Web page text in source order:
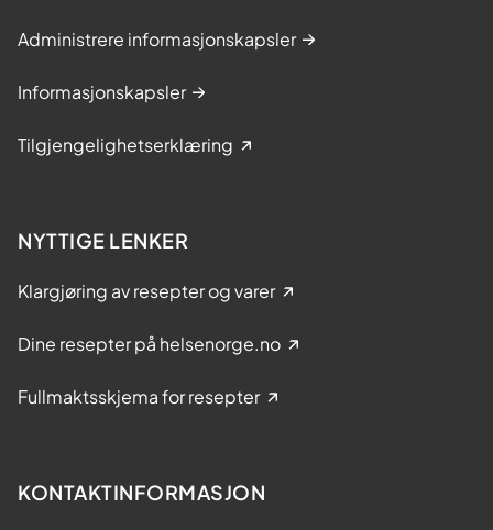
Administrere informasjonskapsler
Informasjonskapsler
Tilgjengelighetserklæring
NYTTIGE LENKER
Klargjøring av resepter og varer
Dine resepter på helsenorge.no
Fullmaktsskjema for resepter
KONTAKTINFORMASJON